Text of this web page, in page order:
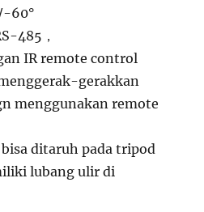
60°
485，
IR remote control
gerakkan
menggunakan remote
ditaruh pada tripod
lubang ulir di